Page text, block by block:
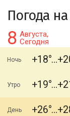
Погода
8 Августа,
Сегодня
Ночь +18
Утро +19
День +26